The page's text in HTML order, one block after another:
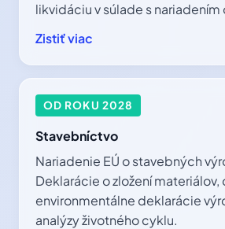
likvidáciu v súlade s nariadením
Zistiť viac
OD ROKU 2028
Stavebníctvo
Nariadenie EÚ o stavebných
Deklarácie o zložení materiálov,
environmentálne deklarácie
analýzy životného cyklu.